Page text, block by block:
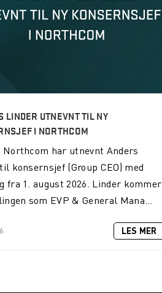
LINDER UTNEVNT TIL NY
I NORTHCOM
Northcom har utnevnt Anders
konsernsjef (Group CEO) med
fra 1. august 2026. Linder kommer
som EVP & General Mana...
LES MER